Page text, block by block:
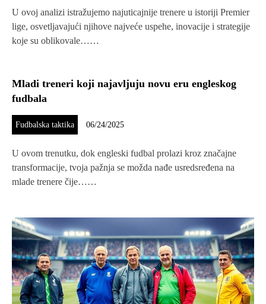
U ovoj analizi istražujemo najuticajnije trenere u istoriji Premier
lige, osvetljavajući njihove najveće uspehe, inovacije i strategije
koje su oblikovale……
Mladi treneri koji najavljuju novu eru engleskog
fudbala
Fudbalska taktika 06/24/2025
U ovom trenutku, dok engleski fudbal prolazi kroz značajne
transformacije, tvoja pažnja se možda nađe usredsređena na
mlade trenere čije……